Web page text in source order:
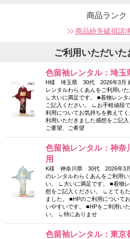
商品ランク
商品紛失破損請
ご利用いただいた
色留袖レンタル：埼玉
H様 埼玉県 30代 2026年3月
レンタルわらくあんをご利用い
∟大いに満足です。 ■着物レン
ご記入ください。 ∟お手軽値段
利用についてお気持ちを教えて
利用いただきました感想をご記
ご要望、ご希望
色留袖レンタル：神奈
用
K様 神奈川県 30代 2026年3月
のレンタルわらくあんをご利用
い。 ∟大いに満足です。 ■着物
想をご記入ください。 ∟とても
ました。 ■HPのご利用について
いやすいです。 ■HPをご利用い
い。 ∟特にありませ
色留袖レンタル：東京